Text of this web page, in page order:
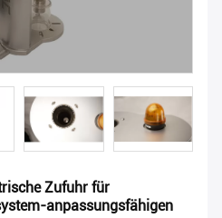
Zufuhr für
anpassungsfähigen